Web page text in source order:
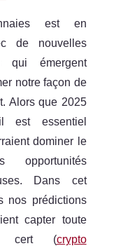
est en
de nouvelles
qui émergent
notre façon de
Alors que 2025
est essentiel
dominer le
Dans cet
nos prédictions
capter toute
cert (crypto